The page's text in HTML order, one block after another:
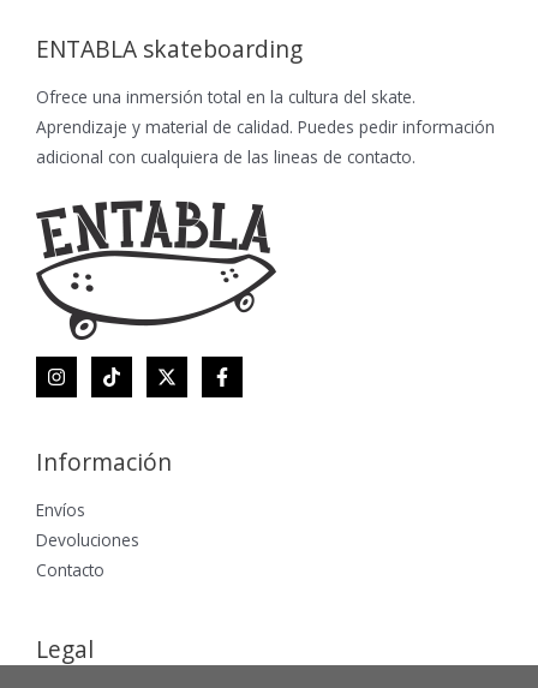
ENTABLA skateboarding
Ofrece una inmersión total en la cultura del skate.
Aprendizaje y material de calidad. Puedes pedir información
adicional con cualquiera de las lineas de contacto.
Información
Envíos
Devoluciones
Contacto
Legal